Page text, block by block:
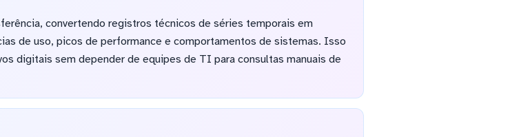
convertendo registros técnicos de séries temporais em
de uso, picos de performance e comportamentos de sistemas. Isso
digitais sem depender de equipes de TI para consultas manuais de